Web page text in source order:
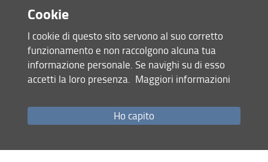
nonché in alcune lezioni di paleografia e critica di testi latini
e volgari.
Di tutte queste attività i dottorandi saranno debitamente
avvertiti e potranno trovare segnalazione su questo sito.
Seminario di Filologia "Giuliano Tanturli"
Giornate del Centro di Studi sul Classicismo
Cookie
I cookie di questo sito servono al suo corretto
funzionamento e non raccolgono alcuna tua
informazione personale. Se navighi su di esso
accetti la loro presenza. Maggiori informazioni
Ho capito